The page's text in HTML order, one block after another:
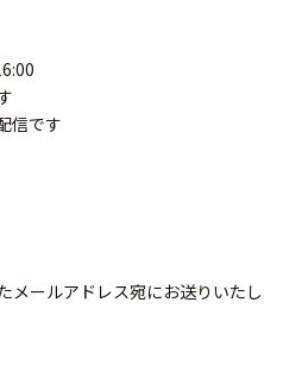
信です
メールアドレス宛にお送りいたし